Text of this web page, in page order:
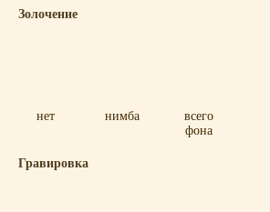
Золочение
нет нимба
всего
фона
Гравировка